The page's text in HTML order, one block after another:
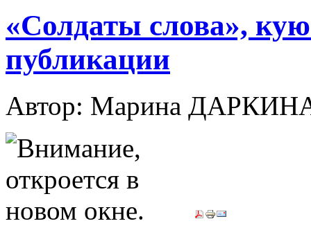
«Солдаты слова»,
публикации
Автор: Марина